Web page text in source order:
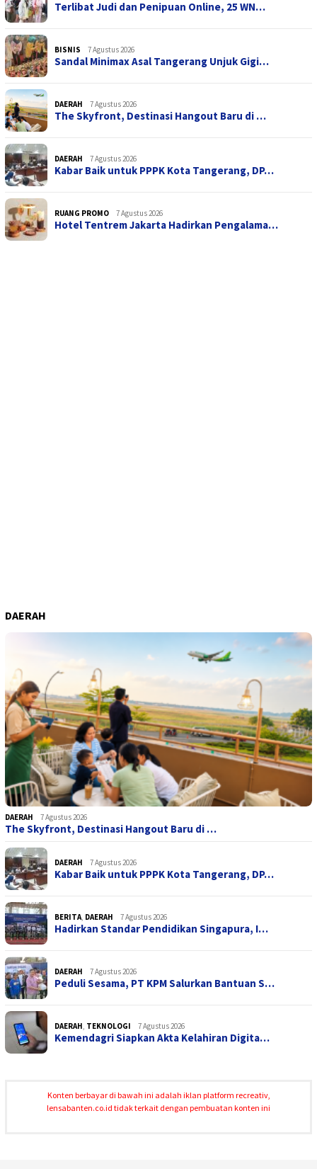
Terlibat Judi dan Penipuan Online, 25 WN…
BISNIS 7 Agustus 2026
Sandal Minimax Asal Tangerang Unjuk Gigi…
DAERAH 7 Agustus 2026
The Skyfront, Destinasi Hangout Baru di …
DAERAH 7 Agustus 2026
Kabar Baik untuk PPPK Kota Tangerang, DP…
RUANG PROMO 7 Agustus 2026
Hotel Tentrem Jakarta Hadirkan Pengalama…
DAERAH
DAERAH 7 Agustus 2026
The Skyfront, Destinasi Hangout Baru di …
DAERAH 7 Agustus 2026
Kabar Baik untuk PPPK Kota Tangerang, DP…
BERITA, DAERAH 7 Agustus 2026
Hadirkan Standar Pendidikan Singapura, I…
DAERAH 7 Agustus 2026
Peduli Sesama, PT KPM Salurkan Bantuan S…
DAERAH, TEKNOLOGI 7 Agustus 2026
Kemendagri Siapkan Akta Kelahiran Digita…
Konten berbayar di bawah ini adalah iklan platform recreativ,
lensabanten.co.id tidak terkait dengan pembuatan konten ini